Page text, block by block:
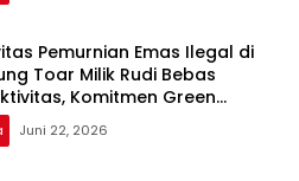
Pemurnian Emas Ilegal di
Toar Milik Rudi Bebas
Komitmen Green
Polda Riau Dipertanyakan!
Juni 22, 2026